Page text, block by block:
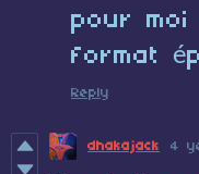
pour moi
format
Reply
dhakajack 4